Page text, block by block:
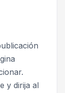
y dirija al